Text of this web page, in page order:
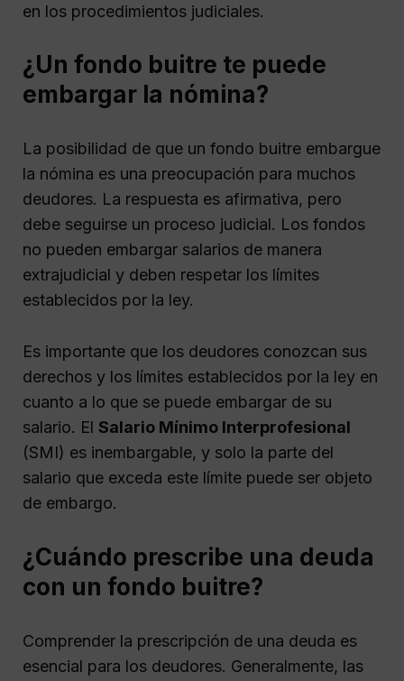
en los procedimientos judiciales.
¿Un fondo buitre te puede
embargar la nómina?
La posibilidad de que un fondo buitre embargue
la nómina es una preocupación para muchos
deudores. La respuesta es afirmativa, pero
debe seguirse un proceso judicial. Los fondos
no pueden embargar salarios de manera
extrajudicial y deben respetar los límites
establecidos por la ley.
Es importante que los deudores conozcan sus
derechos y los límites establecidos por la ley en
cuanto a lo que se puede embargar de su
salario. El Salario Mínimo Interprofesional
(SMI) es inembargable, y solo la parte del
salario que exceda este límite puede ser objeto
de embargo.
¿Cuándo prescribe una deuda
con un fondo buitre?
Comprender la prescripción de una deuda es
esencial para los deudores. Generalmente, las